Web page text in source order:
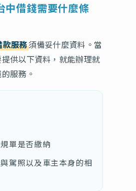
中借錢需要什麼條
款服務須備妥什麼資料。當
供以下資料，就能辦理就
服務。
單是否繳納
駕照以及車主本身的相